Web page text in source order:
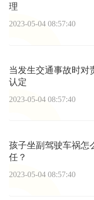
理
2023-05-04 08:57:40
当发生交通事故时对
认定
2023-05-04 08:57:40
孩子坐副驾驶车祸怎
任？
2023-05-04 08:57:40